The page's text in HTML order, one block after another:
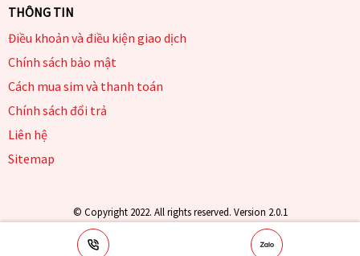
THÔNG TIN
Điều khoản và điều kiện giao dịch
Chính sách bảo mật
Cách mua sim và thanh toán
Chính sách đổi trả
Liên hệ
Sitemap
© Copyright 2022. All rights reserved. Version 2.0.1